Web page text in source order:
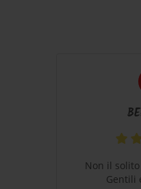
Non il
Gentili